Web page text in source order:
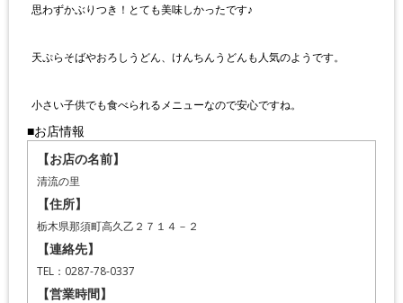
思わずかぶりつき！とても美味しかったです♪
天ぷらそばやおろしうどん、けんちんうどんも人気のようです。
小さい子供でも食べられるメニューなので安心ですね。
■お店情報
【お店の名前】
清流の里
【住所】
栃木県那須町高久乙２７１４－２
【連絡先】
TEL：0287-78-0337
【営業時間】